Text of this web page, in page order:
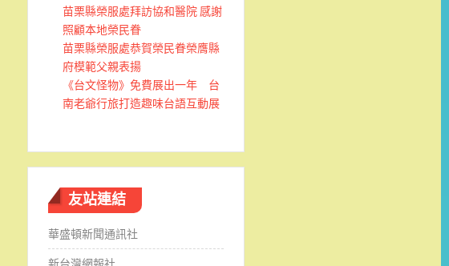
苗栗縣榮服處拜訪協和醫院 感謝
照顧本地榮民眷
苗栗縣榮服處恭賀榮民眷榮膺縣
府模範父親表揚
《台文怪物》免費展出一年 台
南老爺行旅打造趣味台語互動展
友站連結
華盛頓新聞通訊社